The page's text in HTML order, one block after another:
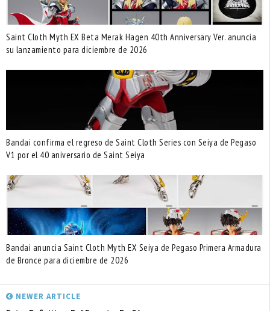
Saint Cloth Myth EX Beta Merak Hagen 40th Anniversary Ver. anuncia
su lanzamiento para diciembre de 2026
Bandai confirma el regreso de Saint Cloth Series con Seiya de Pegaso
V1 por el 40 aniversario de Saint Seiya
Bandai anuncia Saint Cloth Myth EX Seiya de Pegaso Primera Armadura
de Bronce para diciembre de 2026
NEWER ARTICLE